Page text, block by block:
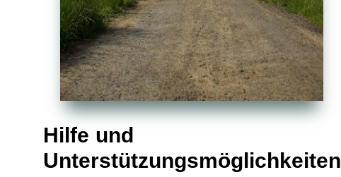
Hilfe und
Unterstützungsmöglichkeiten